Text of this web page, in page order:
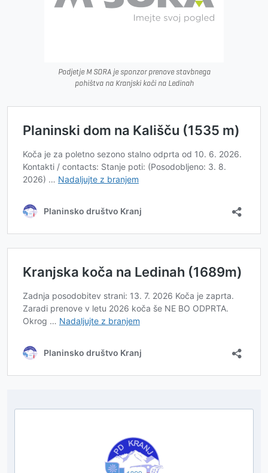
Podjetje M SORA je sponzor prenove stavbnega
pohištva na Kranjski koči na Ledinah